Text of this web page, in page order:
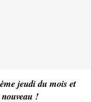
jeudi du mois et
!